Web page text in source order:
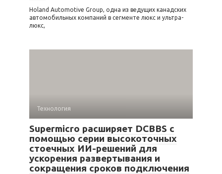
Holand Automotive Group, одна из ведущих канадских
автомобильных компаний в сегменте люкс и ультра-
люкс,
Технология
Supermicro расширяет DCBBS с
помощью серии высокоточных
стоечных ИИ-решений для
ускорения развертывания и
сокращения сроков подключения